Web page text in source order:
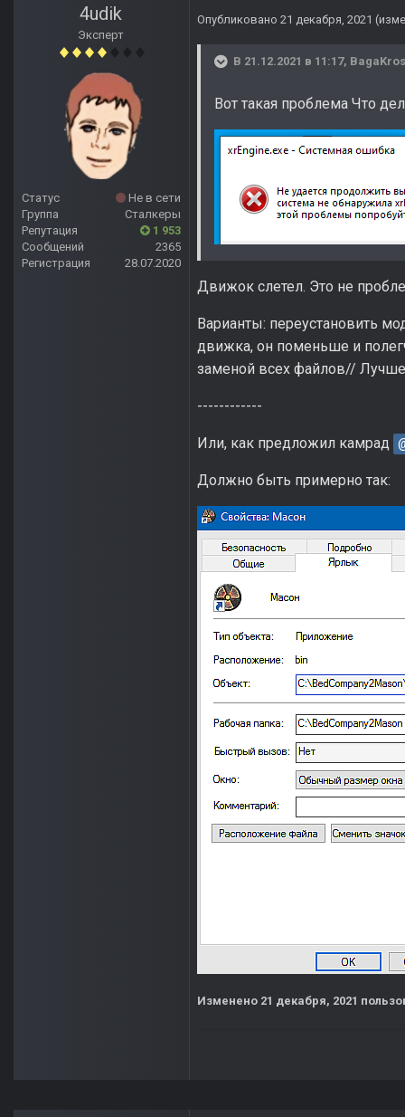
4udik
Эксперт
Статус
Не в сети
Группа
Сталкеры
Репутация
1 953
Сообщений
2365
Регистрация
28.07.2020
Опубликовано 21 декабря, 2021
В 21.12.2021 в 11:17,
Вот такая проблема Что
Движок слетел. Это не
Варианты: переустановить
движка, он поменьше и
заменой всех файлов//
------------
Или, как предложил камрад
Должно быть примерно так:
Изменено 21 декабря, 2021